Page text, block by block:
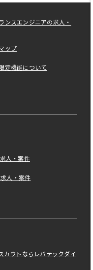
ンスエンジニアの求人・
ップ
定機能について
人・案件
人・案件
カウトならレバテックダイ